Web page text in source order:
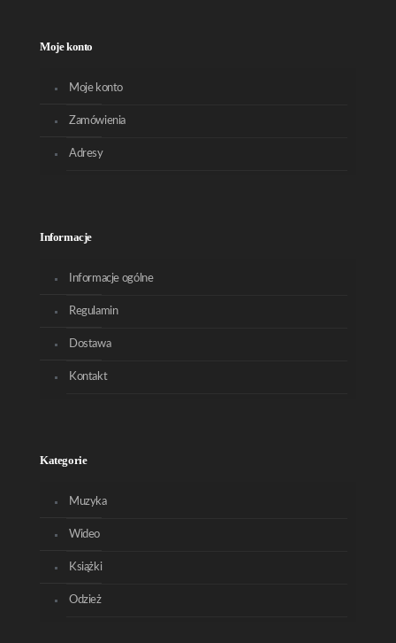
Moje konto
Moje konto
Zamówienia
Adresy
Informacje
Informacje ogólne
Regulamin
Dostawa
Kontakt
Kategorie
Muzyka
Wideo
Książki
Odzież